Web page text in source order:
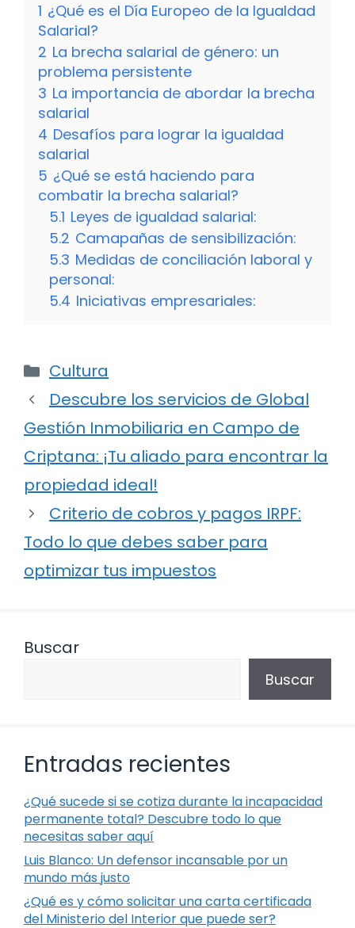
1 ¿Qué es el Día Europeo de la Igualdad
Salarial?
2 La brecha salarial de género: un
problema persistente
3 La importancia de abordar la brecha
salarial
4 Desafíos para lograr la igualdad
salarial
5 ¿Qué se está haciendo para
combatir la brecha salarial?
5.1 Leyes de igualdad salarial:
5.2 Camapañas de sensibilización:
5.3 Medidas de conciliación laboral y
personal:
5.4 Iniciativas empresariales:
Categorías
Cultura
Descubre los servicios de Global
Gestión Inmobiliaria en Campo de
Criptana: ¡Tu aliado para encontrar la
propiedad ideal!
Criterio de cobros y pagos IRPF:
Todo lo que debes saber para
optimizar tus impuestos
Buscar
Buscar
Entradas recientes
¿Qué sucede si se cotiza durante la incapacidad
permanente total? Descubre todo lo que
necesitas saber aquí
Luis Blanco: Un defensor incansable por un
mundo más justo
¿Qué es y cómo solicitar una carta certificada
del Ministerio del Interior que puede ser?